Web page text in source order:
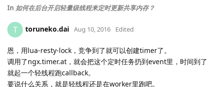
In 如何在后台开启轻量级线程来定时更新共享内存？
T toruneko.dai Aug 10, 2016 Edited
恩，用lua-resty-lock，竞争到了就可以创建timer了。
调用了ngx.timer.at，就会把这个定时任务扔到event里，时间到了
就起一个轻线程跑callback。
要说什么关系，就是轻线程还是在worker里跑吧。